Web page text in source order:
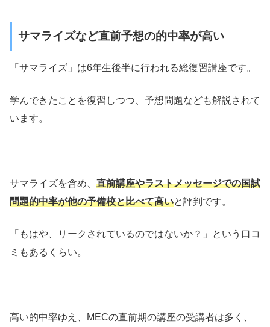
サマライズなど直前予想の的中率が高い
「サマライズ」は6年生後半に行われる総復習講座です。
学んできたことを復習しつつ、予想問題なども解説されて
います。
サマライズを含め、 直前講座やラストメッセージでの国試
問題的中率が他の予備校と比べて高いと評判です。
「もはや、リークされているのではないか？」という口コ
ミもあるくらい。
高い的中率ゆえ、MECの直前期の講座の受講者は多く、